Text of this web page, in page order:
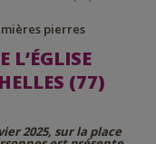
pierres
L’ÉGLISE
(77)
2025, sur la place